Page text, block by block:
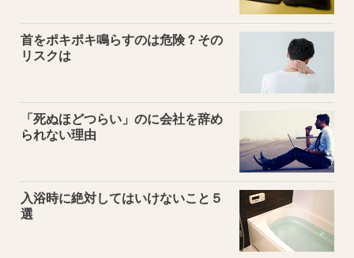
首をポキポキ鳴らすのは危険？その
リスクは
「死ぬほどつらい」のに会社を辞め
られない理由
入浴時に絶対してはいけないこと５
選